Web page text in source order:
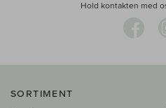
Hold kontakten med
SORTIMENT